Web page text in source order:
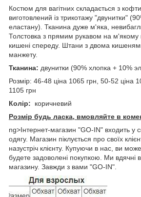
Костюм для вагітних складається з
виготовлений із трикотажу "двунитки"
еластану). Тканина дуже м'яка,
Толстовка з прямим рукавом на м'якому
кишені спереду. Штани з двома
манжету.
Тканина: двунитки (90% хлопка + 10%
Розмір: 46-48 ціна 1065 грн, 50-52 ціна
1105 грн
Колір:
коричневий
Розмір будь ласка, вмовляйте в
ng>Інтернет-магазин "GO-IN" входить у
одягу. Магазин піклується про своїх
назустріч клієнту. Купуючи в нас, ви
будете задоволені покупкою. Ми вдячні
магазину. Завжди з вами "GO-IN".